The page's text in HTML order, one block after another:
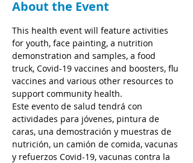
About the Event
This health event will feature activities
for youth, face painting, a nutrition
demonstration and samples, a food
truck, Covid-19 vaccines and boosters, flu
vaccines and various other resources to
support community health.
Este evento de salud tendrá con
actividades para jóvenes, pintura de
caras, una demostración y muestras de
nutrición, un camión de comida, vacunas
y refuerzos Covid-19, vacunas contra la